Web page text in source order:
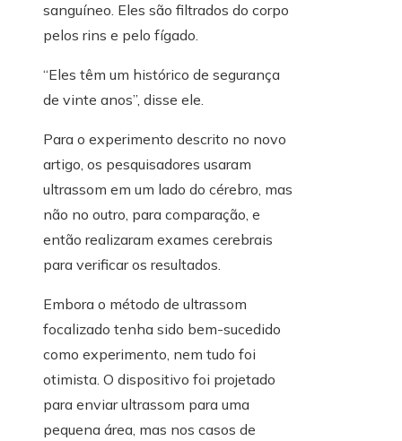
sanguíneo. Eles são filtrados do corpo
pelos rins e pelo fígado.
“Eles têm um histórico de segurança
de vinte anos”, disse ele.
Para o experimento descrito no novo
artigo, os pesquisadores usaram
ultrassom em um lado do cérebro, mas
não no outro, para comparação, e
então realizaram exames cerebrais
para verificar os resultados.
Embora o método de ultrassom
focalizado tenha sido bem-sucedido
como experimento, nem tudo foi
otimista. O dispositivo foi projetado
para enviar ultrassom para uma
pequena área, mas nos casos de